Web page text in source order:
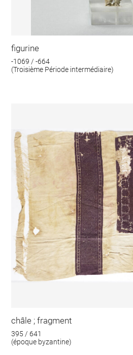
figurine
-1069 / -664
(Troisième Période intermédiaire)
châle ; fragment
395 / 641
(époque byzantine)